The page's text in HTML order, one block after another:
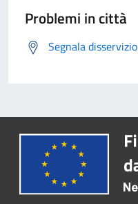
Problemi in città
Segnala disservizio